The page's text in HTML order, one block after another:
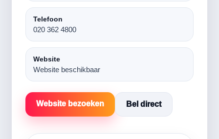
Telefoon
020 362 4800
Website
Website beschikbaar
Website bezoeken Bel direct